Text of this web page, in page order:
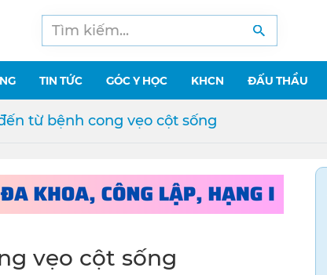
TIN TỨC GÓC Y HỌC KHCN ĐẤU THẦU
từ bệnh cong vẹo cột sống
vẹo cột sống